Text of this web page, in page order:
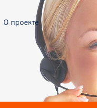
О проекте